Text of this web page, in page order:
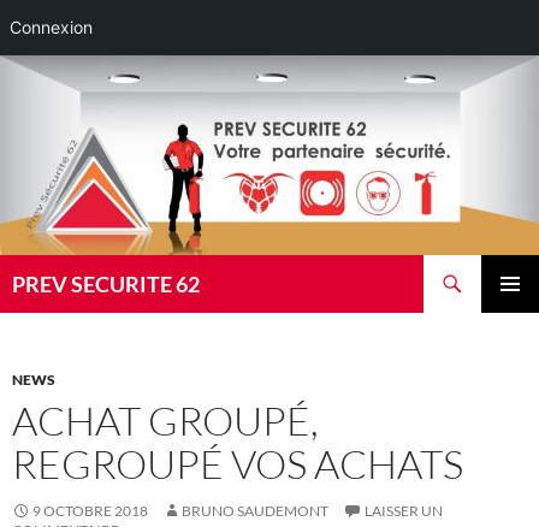
Connexion
Aller
PREV SECURITE 62
NEWS
ACHAT GROUPÉ,
REGROUPÉ VOS ACHATS
9 OCTOBRE 2018 BRUNO SAUDEMONT
LAISSER UN